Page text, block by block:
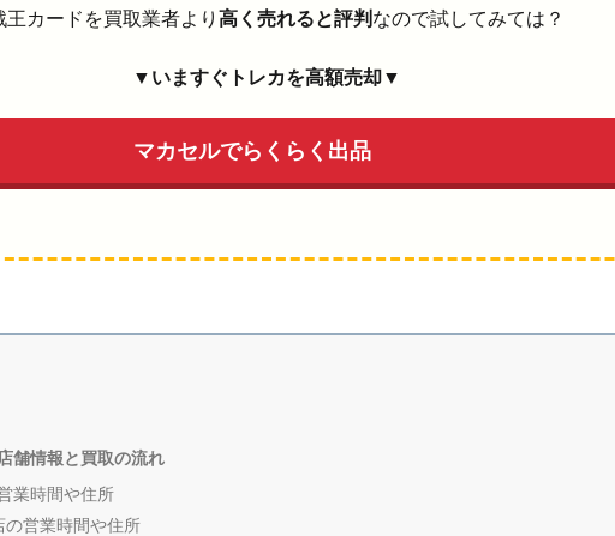
王カードを買取業者より 高く売れると評判なので試してみては？
▼いますぐトレカを高額売却▼
マカセルでらくらく出品
舗情報と買取の流れ
業時間や住所
の営業時間や住所